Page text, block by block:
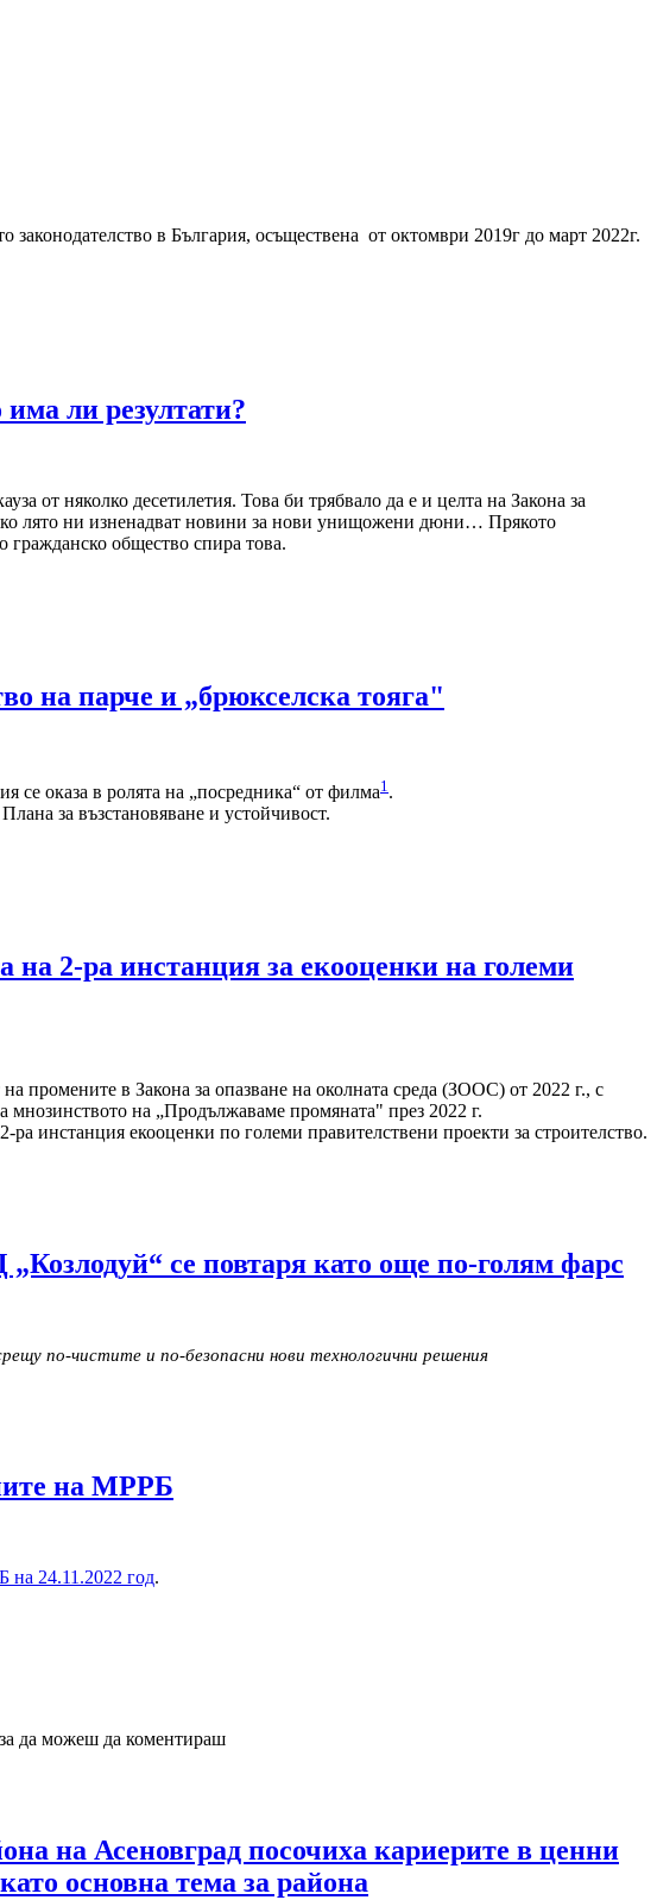
в България, осъществена от октомври 2019г до март 2022г.
ли резултати?
от няколко десетилетия. Това би трябвало да е и целта на Закона за
лято ни изненадват новини за нови унищожени дюни… Прякото
гражданско общество спира това.
на парче и „брюкселска тояга"
се оказа в ролята на „посредника“ от филма1 .
за възстановяване и устойчивост.
2-ра инстанция за екооценки на големи
промените в Закона за опазване на околната среда (ЗООС) от 2022 г., с
мнозинството на „Продължаваме промяната" през 2022 г.
инстанция екооценки по големи правителствени проекти за строителство.
се повтаря като още по-голям фарс
по-чистите и по-безопасни нови технологични решения
на МРРБ
на 24.11.2022 год.
да можеш да коментираш
на Асеновград посочиха кариерите в ценни
основна тема за района